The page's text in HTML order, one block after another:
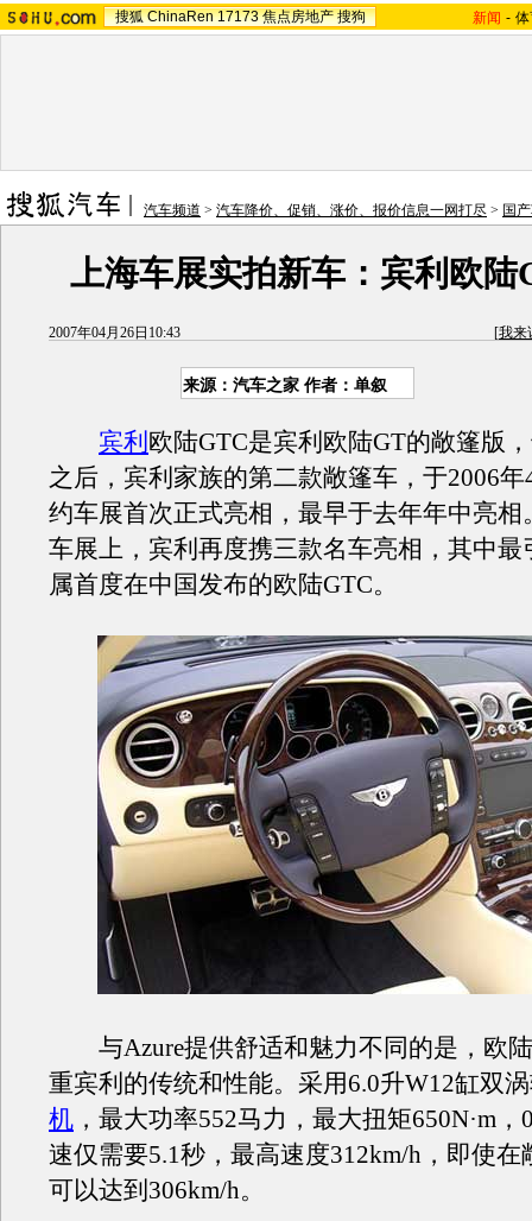
搜狐 ChinaRen 17173 焦点房地产 搜狗 新闻 -
汽车频道 > 汽车降价、促销、涨价、报价信息一网打尽 > 国
上海车展实拍新车：宾利欧陆
2007年04月26日10:43 [我来
来源：汽车之家 作者：单叙
宾利 欧陆GTC是宾利欧陆GT的敞篷版
之后，宾利家族的第二款敞篷车，于2006
约车展首次正式亮相，最早于去年年中亮相
车展上，宾利再度携三款名车亮相，其中最
属首度在中国发布的欧陆GTC。
与Azure提供舒适和魅力不同的是，欧陆
重宾利的传统和性能。采用6.0升W12缸双
机 ，最大功率552马力，最大扭矩650N·m，
速仅需要5.1秒，最高速度312km/h，即使在
可以达到306km/h。